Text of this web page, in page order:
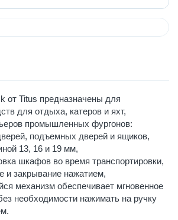
от Titus предназначены для
для отдыха, катеров и яхт,
промышленных фургонов:
подъемных дверей и ящиков,
13, 16 и 19 мм,
шкафов во время транспортировки,
и закрывание нажатием,
механизм обеспечивает мгновенное
необходимости нажимать на ручку